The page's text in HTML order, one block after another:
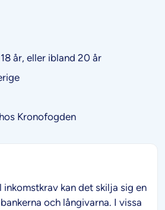
år, eller ibland 20 år
Kronofogden
kan det skilja sig en
och långivarna. I vissa